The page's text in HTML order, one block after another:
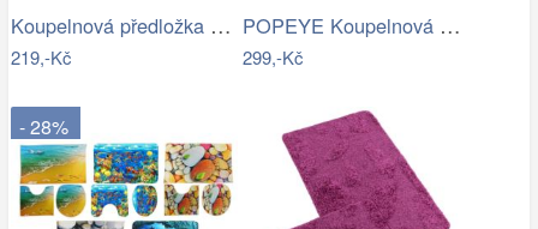
Koupelnová předložka Optima 55x55 cm…
219,-Kč
POPEYE Koupelnová předložka 80 x 60 cm …
299,-Kč
- 28%